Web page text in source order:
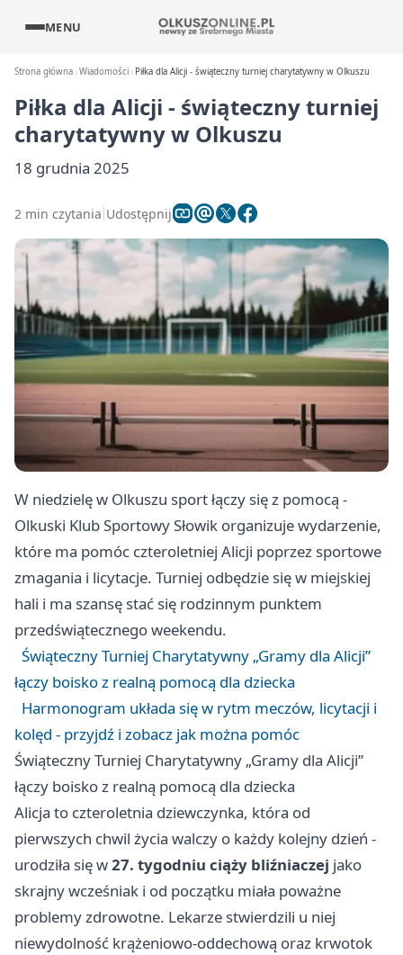
MENU
Strona główna Wiadomości Piłka dla Alicji - świąteczny turniej charytatywny w Olkuszu
Piłka dla Alicji - świąteczny turniej
charytatywny w Olkuszu
18 grudnia 2025
2 min czytania Udostępnij
W niedzielę w Olkuszu sport łączy się z pomocą -
Olkuski Klub Sportowy Słowik organizuje wydarzenie,
które ma pomóc czteroletniej Alicji poprzez sportowe
zmagania i licytacje. Turniej odbędzie się w miejskiej
hali i ma szansę stać się rodzinnym punktem
przedświątecznego weekendu.
Świąteczny Turniej Charytatywny „Gramy dla Alicji”
łączy boisko z realną pomocą dla dziecka
Harmonogram układa się w rytm meczów, licytacji i
kolęd - przyjdź i zobacz jak można pomóc
Świąteczny Turniej Charytatywny „Gramy dla Alicji”
łączy boisko z realną pomocą dla dziecka
Alicja to czteroletnia dziewczynka, która od
pierwszych chwil życia walczy o każdy kolejny dzień -
urodziła się w27. tygodniu ciąży bliźniaczej jako
skrajny wcześniak i od początku miała poważne
problemy zdrowotne. Lekarze stwierdzili u niej
niewydolność krążeniowo-oddechową oraz krwotok